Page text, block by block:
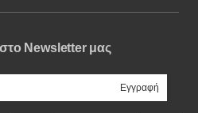
Newsletter μας